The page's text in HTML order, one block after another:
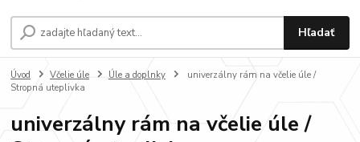
Hľadať
Úvod Včelie úle Úle a doplnky
univerzálny rám na včelie úle /
Stropná uteplivka
univerzálny rám na včelie úle /